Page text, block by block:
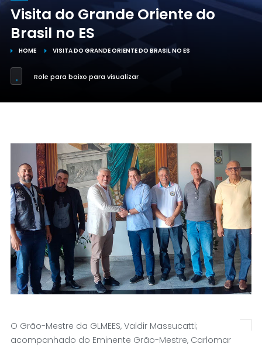
Visita do Grande Oriente do
Brasil no ES
HOME VISITA DO GRANDE ORIENTE DO BRASIL NO ES
Role para baixo para visualizar
O Grão-Mestre da GLMEES, Valdir Massucatti;
acompanhado do Eminente Grão-Mestre, Carlomar